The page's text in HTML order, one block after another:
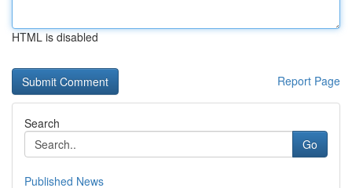
HTML is disabled
Report Page
Search
Go
Published News